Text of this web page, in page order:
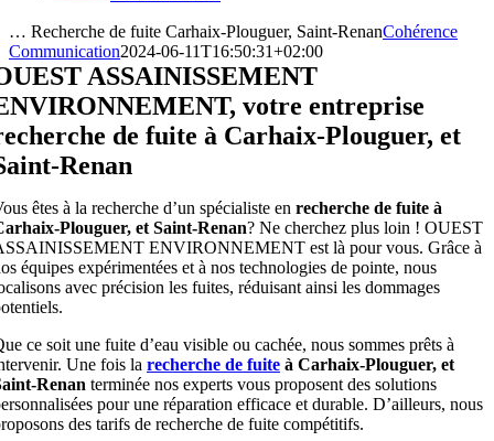
… Recherche de fuite Carhaix-Plouguer, Saint-RenanCohérence
Communication2024-06-11T16:50:31+02:00
ASSAINISSEMENT
votre entreprise
de fuite à Carhaix-Plouguer, et
Renan
êtes à la recherche d’un spécialiste en recherche de fuite à
Plouguer, et Saint-Renan? Ne cherchez plus loin ! OUEST
ENVIRONNEMENT est là pour vous. Grâce à
équipes expérimentées et à nos technologies de pointe, nous
avec précision les fuites, réduisant ainsi les dommages
ce soit une fuite d’eau visible ou cachée, nous sommes prêts à
Une fois la recherche de fuite à Carhaix-Plouguer, et
Renan terminée nos experts vous proposent des solutions
pour une réparation efficace et durable. D’ailleurs, nous
des tarifs de recherche de fuite compétitifs.